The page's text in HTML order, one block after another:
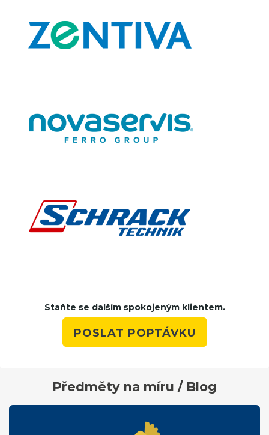
Staňte se dalším spokojeným klientem.
POSLAT POPTÁVKU
Předměty na míru / Blog